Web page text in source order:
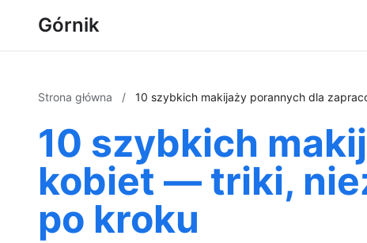
Górnik
Strona główna / 10 szybkich makijaży porannych dla
10 szybkich
kobiet — triki,
po kroku